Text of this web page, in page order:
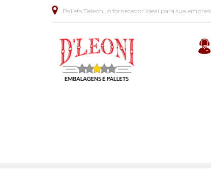
Pallets Deleoni, o fornecedor ideal para sua